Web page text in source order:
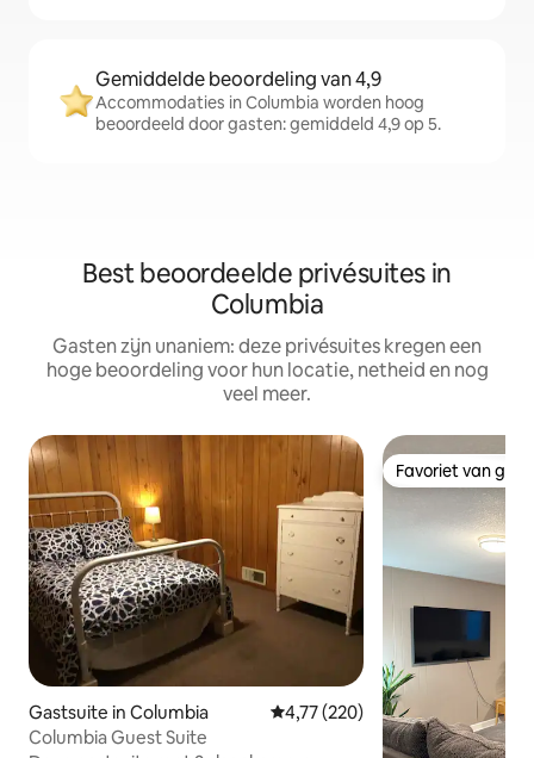
Gemiddelde beoordeling van 4,9
Accommodaties in Columbia worden hoog
beoordeeld door gasten: gemiddeld 4,9 op 5.
Best beoordeelde privésuites in
Columbia
Gasten zijn unaniem: deze privésuites kregen een
hoge beoordeling voor hun locatie, netheid en nog
veel meer.
Gastsuite in Columbia Gemiddelde beoordeling van
4,77 (220)
Columbia Guest Suite
Favoriet van
Favoriet van